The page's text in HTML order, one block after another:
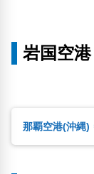
岩国空
那覇空港(沖縄